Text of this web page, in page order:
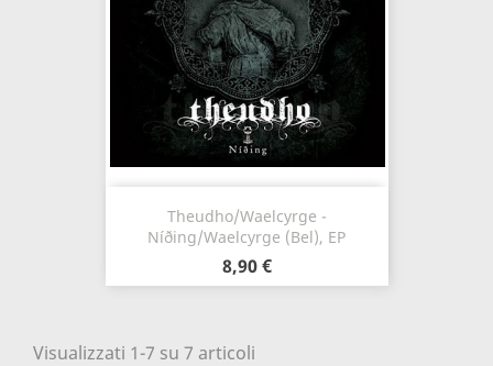
Theudho/Waelcyrge -
Níðing/Waelcyrge (Bel), EP
8,90 €
Visualizzati 1-7 su 7 articoli